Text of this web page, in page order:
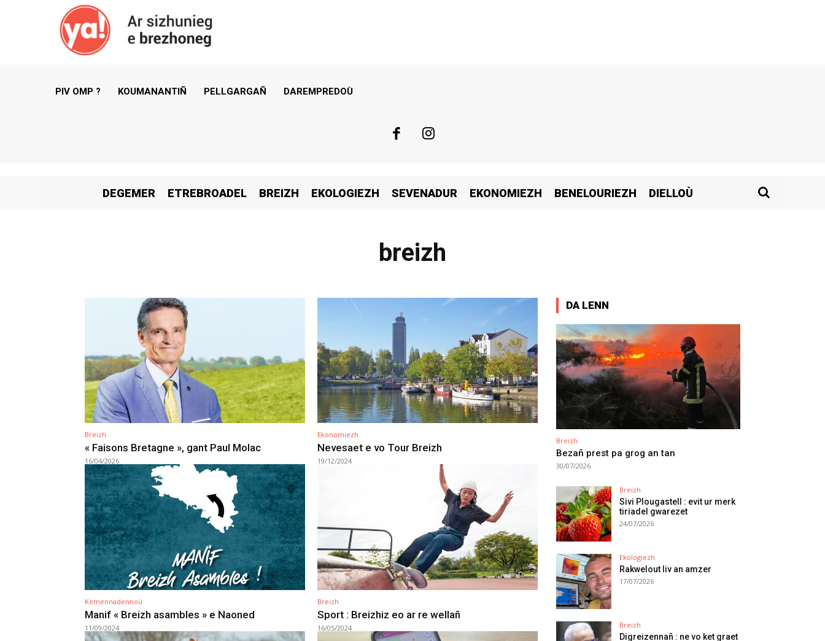
PIV OMP ? KOUMANANTIÑ PELLGARGAÑ DAREMPREDOÙ
DEGEMER ETREBROADEL BREIZH EKOLOGIEZH SEVENADUR EKONOMIEZH BENELOURIEZH DIELLOÙ
breizh
Breizh
« Faisons Bretagne », gant Paul Molac
16/04/2026
Ekonomiezh
Nevesaet e vo Tour Breizh
19/12/2024
Kemennadennoù
Manif « Breizh asambles » e Naoned
11/09/2024
Breizh
Sport : Breizhiz eo ar re wellañ
16/05/2024
DA LENN
Breizh
Bezañ prest pa grog an tan
30/07/2026
Breizh
Sivi Plougastell : evit ur merk
tiriadel gwarezet
24/07/2026
Ekologiezh
Rakwelout liv an amzer
17/07/2026
Breizh
Digreizennañ : ne vo ket graet